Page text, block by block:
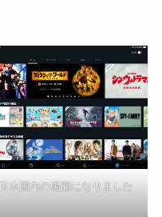
日本国内の画面になりました